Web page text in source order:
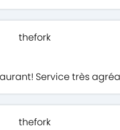
thefork
Service très
thefork